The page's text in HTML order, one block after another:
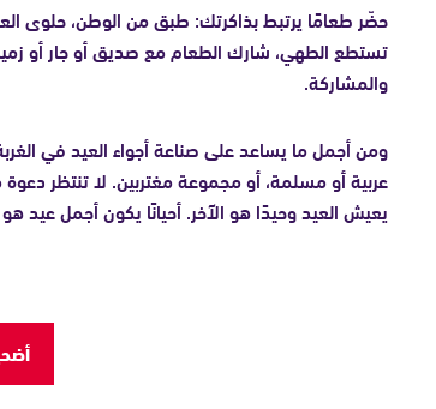
حضّر طعامًا يرتبط بذاكرتك: طبق من الوطن، حلوى
تستطع الطهي، شارك الطعام مع صديق أو جار أو
والمشاركة.
ومن أجمل ما يساعد على صناعة أجواء العيد في
عربية أو مسلمة، أو مجموعة مغتربين. لا تنتظر دعوة
يعيش العيد وحيدًا هو الآخر. أحيانًا يكون أجمل عيد